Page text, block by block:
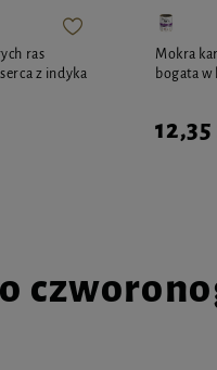
ras
z indyka
Mokra
bogata w
12,35